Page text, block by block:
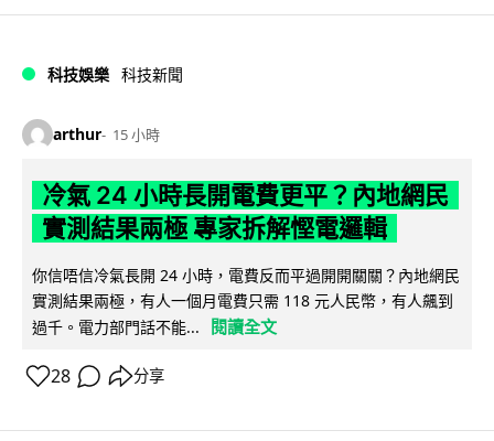
科技娛樂 科技新聞
arthur 15 小時
冷氣 24 小時長開電費更平？內地網民
實測結果兩極 專家拆解慳電邏輯
你信唔信冷氣長開 24 小時，電費反而平過開開關關？內地網民
實測結果兩極，有人一個月電費只需 118 元人民幣，有人飆到
過千。電力部門話不能...
閱讀全文
28 分享